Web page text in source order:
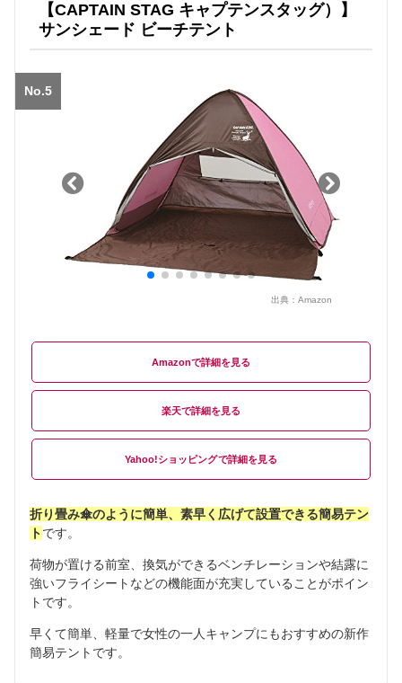
【CAPTAIN STAG キャプテンスタッグ）】
サンシェード ビーチテント
No.5
出典： Amazon
Amazon
楽天
Yahoo!ショッピング
折り畳み傘のように簡単、素早く広げて設置できる簡易テン
トです。
荷物が置ける前室、換気ができるベンチレーションや結露に
強いフライシートなどの機能面が充実していることがポイン
トです。
早くて簡単、軽量で女性の一人キャンプにもおすすめの新作
簡易テントです。